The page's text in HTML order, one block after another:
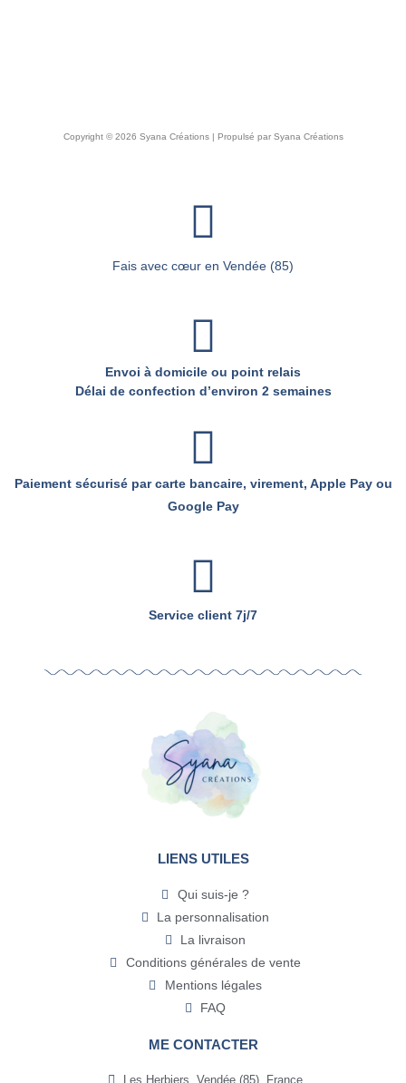
Copyright © 2026 Syana Créations | Propulsé par Syana Créations
Fais avec cœur en Vendée (85)
Envoi à domicile ou point relais
Délai de confection d’environ 2 semaines
Paiement sécurisé par carte bancaire, virement, Apple Pay ou
Google Pay
Service client 7j/7
LIENS UTILES
Qui suis-je ?
La personnalisation
La livraison
Conditions générales de vente
Mentions légales
FAQ
ME CONTACTER
Les Herbiers, Vendée (85), France